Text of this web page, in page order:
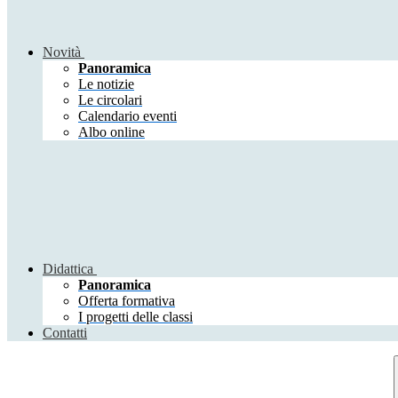
Novità
Panoramica
Le notizie
Le circolari
Calendario eventi
Albo online
Didattica
Panoramica
Offerta formativa
I progetti delle classi
Contatti